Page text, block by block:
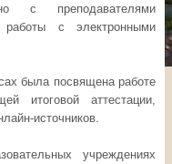
с преподавателями
с электронными
была посвящена работе
итоговой аттестации,
источников.
учреждениях